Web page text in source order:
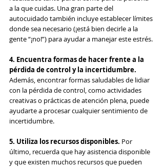
a la que cuidas. Una gran parte del
autocuidado también incluye establecer límites
donde sea necesario (¡está bien decirle a la
gente “¡no!”) para ayudar a manejar este estrés.
4. Encuentra formas de hacer frente a la
pérdida de control y la incertidumbre.
Además, encontrar formas saludables de lidiar
con la pérdida de control, como actividades
creativas o prácticas de atención plena, puede
ayudarte a procesar cualquier sentimiento de
incertidumbre.
5. Utiliza los recursos disponibles. Por
último, recuerda que hay asistencia disponible
y que existen muchos recursos que pueden